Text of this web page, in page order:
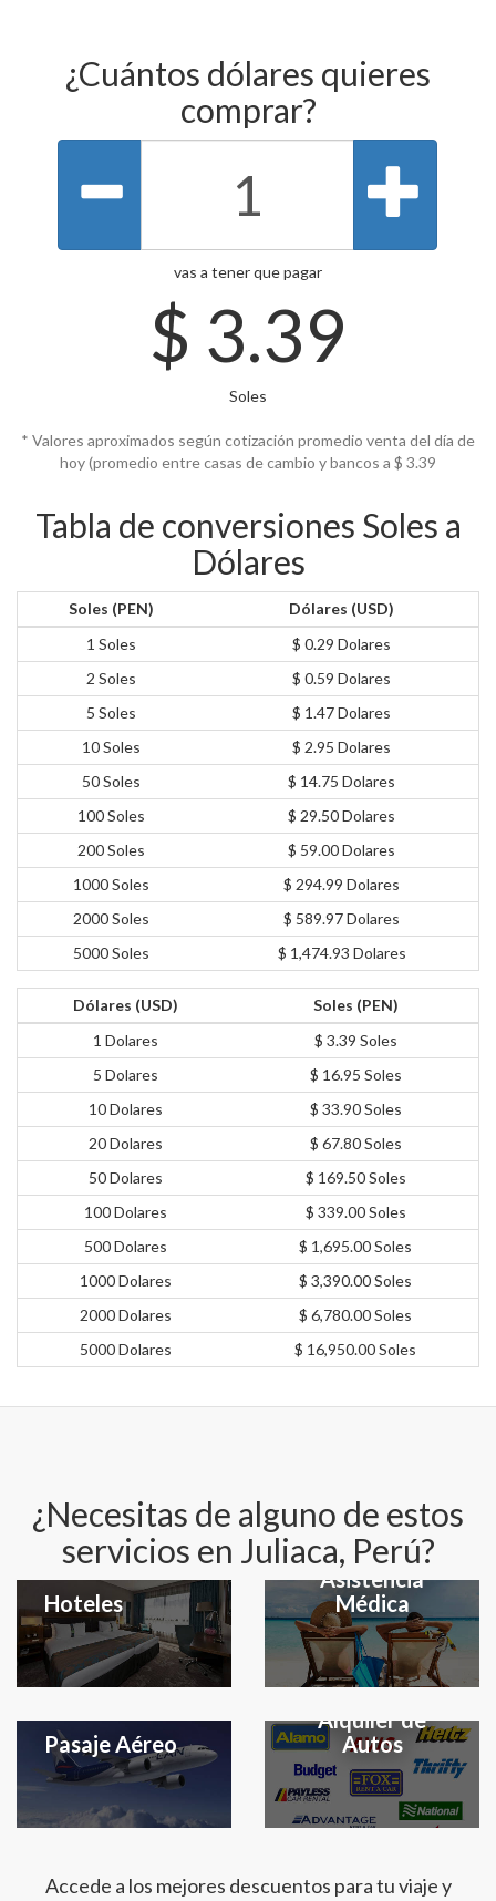
¿Cuántos dólares quieres
comprar?
vas a tener que pagar
$ 3.39
Soles
* Valores aproximados según cotización promedio venta del día de
hoy (promedio entre casas de cambio y bancos a $ 3.39
Tabla de conversiones Soles a
Dólares
Soles (PEN)
Dólares (USD)
1 Soles
$ 0.29 Dolares
2 Soles
$ 0.59 Dolares
5 Soles
$ 1.47 Dolares
10 Soles
$ 2.95 Dolares
50 Soles
$ 14.75 Dolares
100 Soles
$ 29.50 Dolares
200 Soles
$ 59.00 Dolares
1000 Soles
$ 294.99 Dolares
2000 Soles
$ 589.97 Dolares
5000 Soles
$ 1,474.93 Dolares
Dólares (USD)
Soles (PEN)
1 Dolares
$ 3.39 Soles
5 Dolares
$ 16.95 Soles
10 Dolares
$ 33.90 Soles
20 Dolares
$ 67.80 Soles
50 Dolares
$ 169.50 Soles
100 Dolares
$ 339.00 Soles
500 Dolares
$ 1,695.00 Soles
1000 Dolares
$ 3,390.00 Soles
2000 Dolares
$ 6,780.00 Soles
5000 Dolares
$ 16,950.00 Soles
¿Necesitas de alguno de estos
servicios en Juliaca, Perú?
Hoteles
Seguro y
Asistencia
Médica
Pasaje Aéreo
Alquiler de
Autos
Accede a los mejores descuentos para tu viaje y